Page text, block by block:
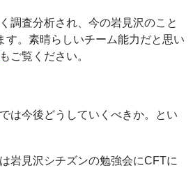
調査分析され、今の岩見沢のこと
す。素晴らしいチーム能力だと思い
もご覧ください。
は今後どうしていくべきか。とい
岩見沢シチズンの勉強会にCFTに